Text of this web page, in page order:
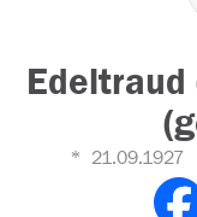
Edeltraud
21.09.1927